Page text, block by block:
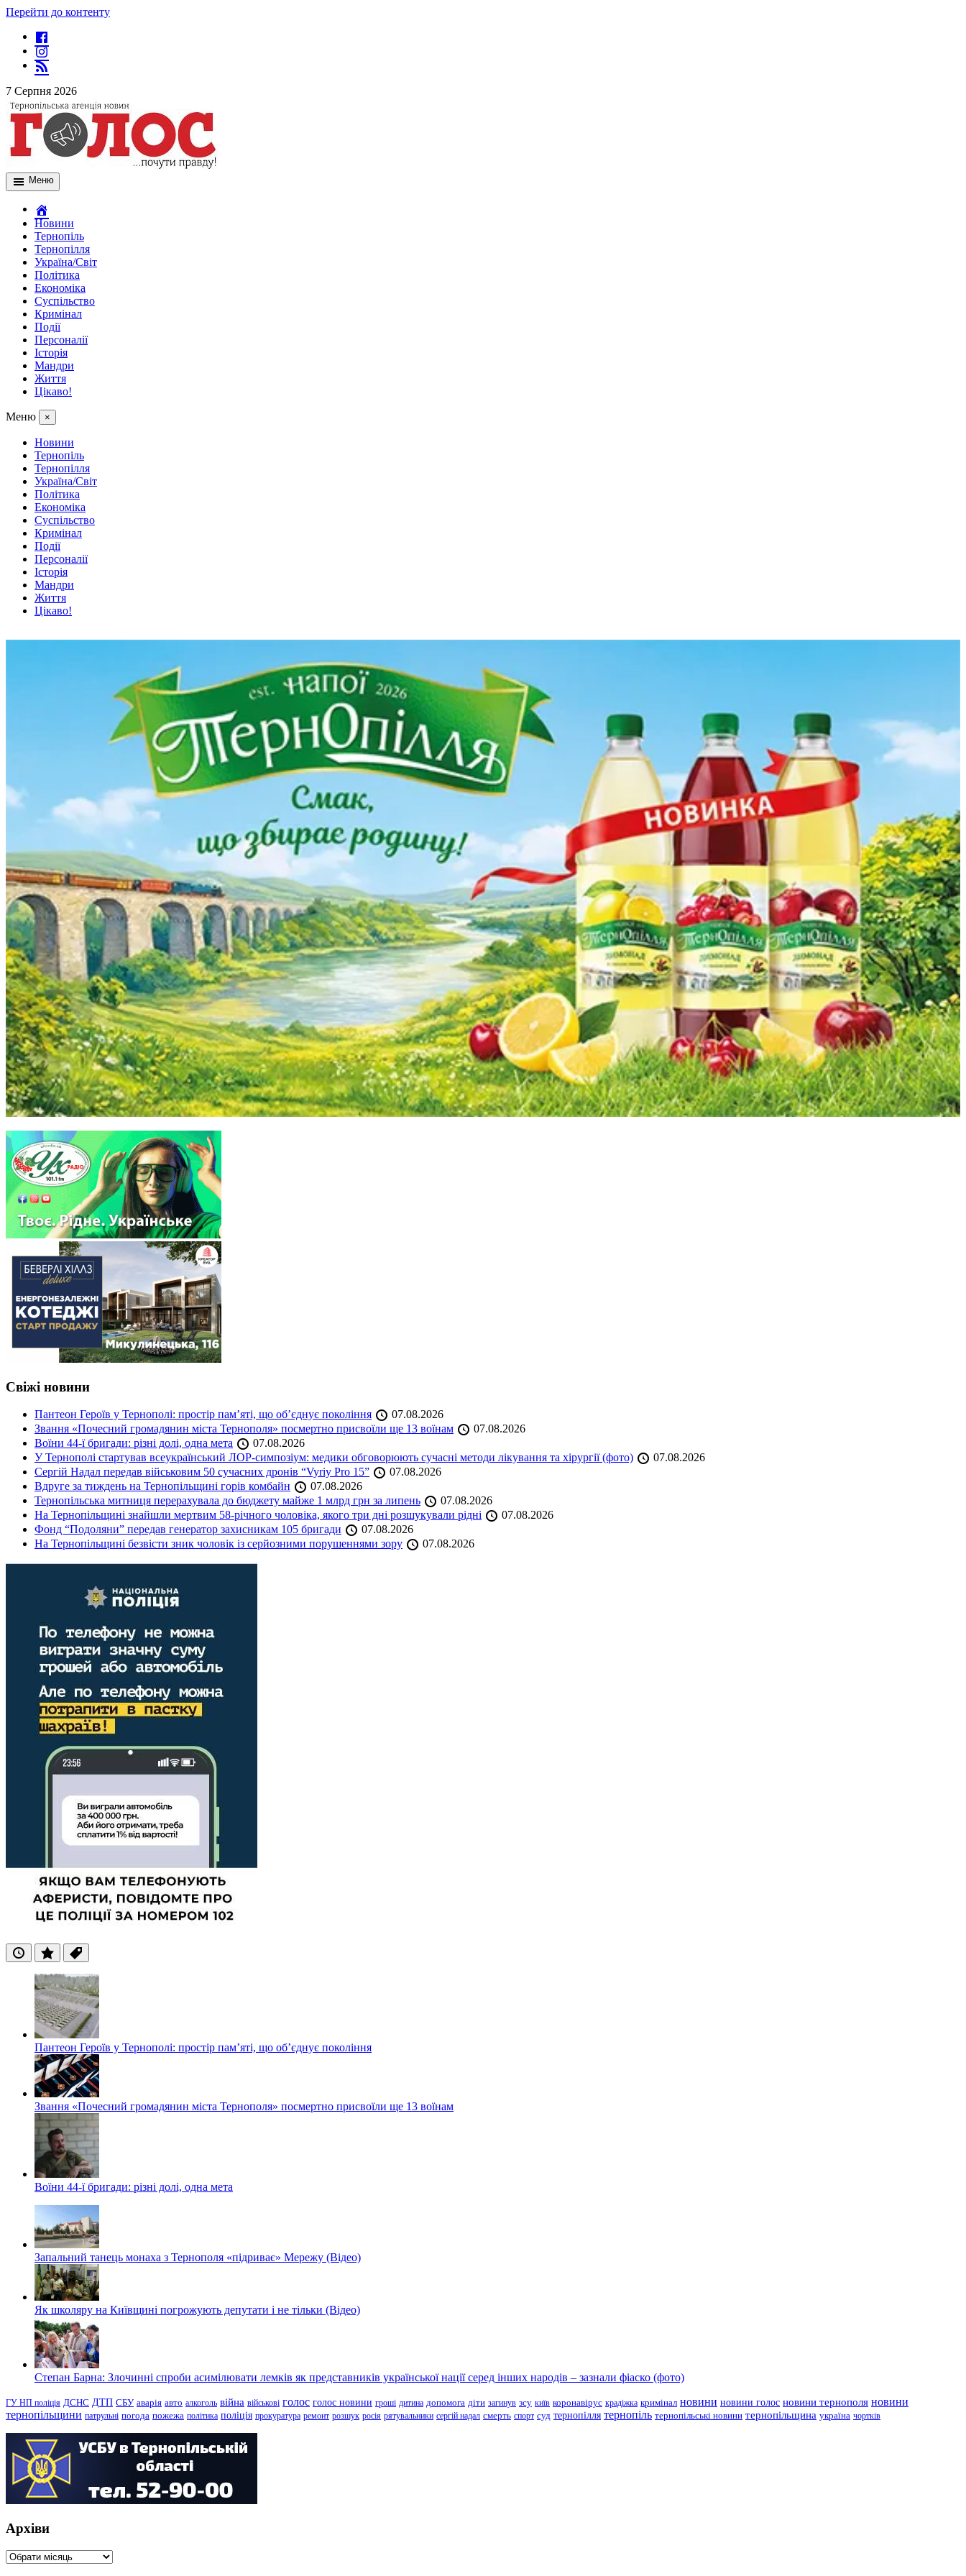
Перейти до контенту
7 Серпня 2026
Меню
Новини
Тернопіль
Тернопілля
Україна/Світ
Політика
Економіка
Суспільство
Кримінал
Події
Персоналії
Історія
Мандри
Життя
Цікаво!
Меню ×
Новини
Тернопіль
Тернопілля
Україна/Світ
Політика
Економіка
Суспільство
Кримінал
Події
Персоналії
Історія
Мандри
Життя
Цікаво!
Свіжі новини
Пантеон Героїв у Тернополі: простір пам’яті, що об’єднує покоління
07.08.2026
Звання «Почесний громадянин міста Тернополя» посмертно присвоїли ще 13 воїнам
07.08.2026
Воїни 44-ї бригади: різні долі, одна мета
07.08.2026
У Тернополі стартував всеукраїнський ЛОР-симпозіум: медики обговорюють сучасні методи лікування та хірургії (фото)
07.08.2026
Сергій Надал передав військовим 50 сучасних дронів “Vyriy Pro 15”
07.08.2026
Вдруге за тиждень на Тернопільщині горів комбайн
07.08.2026
Тернопільська митниця перерахувала до бюджету майже 1 млрд грн за липень
07.08.2026
На Тернопільщині знайшли мертвим 58-річного чоловіка, якого три дні розшукували рідні
07.08.2026
Фонд “Подоляни” передав генератор захисникам 105 бригади
07.08.2026
На Тернопільщині безвісти зник чоловік із серйозними порушеннями зору
07.08.2026
ОстанніПопулярні
Теги
Пантеон Героїв у Тернополі: простір пам’яті, що об’єднує покоління
Звання «Почесний громадянин міста Тернополя» посмертно присвоїли ще 13 воїнам
Воїни 44-ї бригади: різні долі, одна мета
Запальний танець монаха з Тернополя «підриває» Мережу (Відео)
Як школяру на Київщині погрожують депутати і не тільки (Відео)
Степан Барна: Злочинні спроби асимілювати лемків як представників української нації серед інших народів – зазнали фіаско (фото)
ГУ НП поліція ДСНС ДТП СБУ аварія авто алкоголь війна військові голос голос новини гроші дитина допомога діти загинув зсу київ коронавірус крадіжка кримінал новини новини голос новини тернополя новини
тернопільщини патрульні погода пожежа політика поліція прокуратура ремонт розшук росія рятувальники сергій надал смерть спорт суд тернопілля тернопіль тернопільські новини тернопільщина україна чортків
Архіви
Архіви